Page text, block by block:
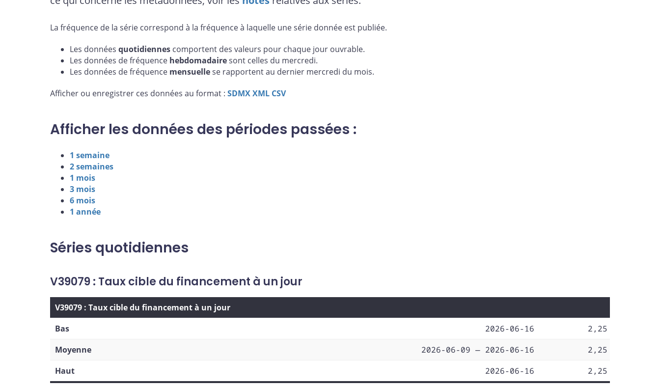
La fréquence de la série correspond à la fréquence à laquelle une série donnée est publiée.
Les données quotidiennes comportent des valeurs pour chaque jour ouvrable.
Les données de fréquence hebdomadairesont celles du mercredi.
Les données de fréquence mensuellese rapportent au dernier mercredi du mois.
Afficher ou enregistrer ces données au format : SDMXXML CSV
Afficher les données des périodes passées :
1 semaine
2 semaines
1 mois
3 mois
6 mois
1 année
Séries quotidiennes
V39079 : Taux cible du financement à un jour
V39079 : Taux cible du financement à un jour
Bas
2026-06-16
2,25
Moyenne
2026-06-09 — 2026-06-16
2,25
Haut
2026-06-16 2,25